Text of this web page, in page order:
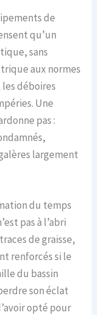
de
qu’un
sans
aux normes
déboires
Une
pas :
largement
du temps
pas à l’abri
de graisse,
renforcés si le
du bassin
son éclat
opté pour